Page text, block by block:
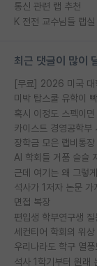
통신 관련 랩 추천
K 전전 교수님들 랩
최근 댓글이 많이
미박 탑스쿨 유학이
혹시 이정도 스펙이
카이스트 경영공학부
장학금 모은 랩비통장
AI 학회들 거품 슬슬
근데 여기는 왜 그렇
석사가 1저자 논문
면접 복장
편입생 학부연구생 질
세컨티어 학회의 위상
석사 1학기부터 원래